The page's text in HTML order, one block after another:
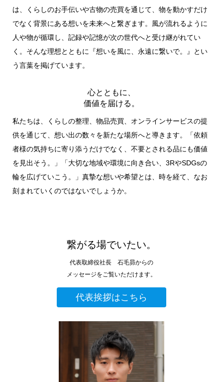
は、くらしのお手伝いや古物の売買を通じて、物を動かすだけ
でなく背景にある想いを未来へと繋ぎます。風が流れるように
人や物が循環し、記録や記憶が次の世代へと受け継がれてい
く。そんな理想とともに『想いを風に、永遠に繋いで。』とい
う言葉を掲げています。
心とともに、
価値を届ける。
私たちは、くらしの整理、物品売買、オンラインサービスの提
供を通じて、想い出の数々を新たな場所へと導きます。「依頼
者様の気持ちに寄り添うだけでなく、不要とされる品にも価値
を見出そう。」「大切な地域や環境に向き合い、3RやSDGsの
輪を広げていこう。」真摯な想いや希望とは、時を経て、なお
刻まれていくのではないでしょうか。
繋がる場でいたい。
代表取締役社長 石毛昴からの
メッセージをご覧いただけます。
代表挨拶はこちら